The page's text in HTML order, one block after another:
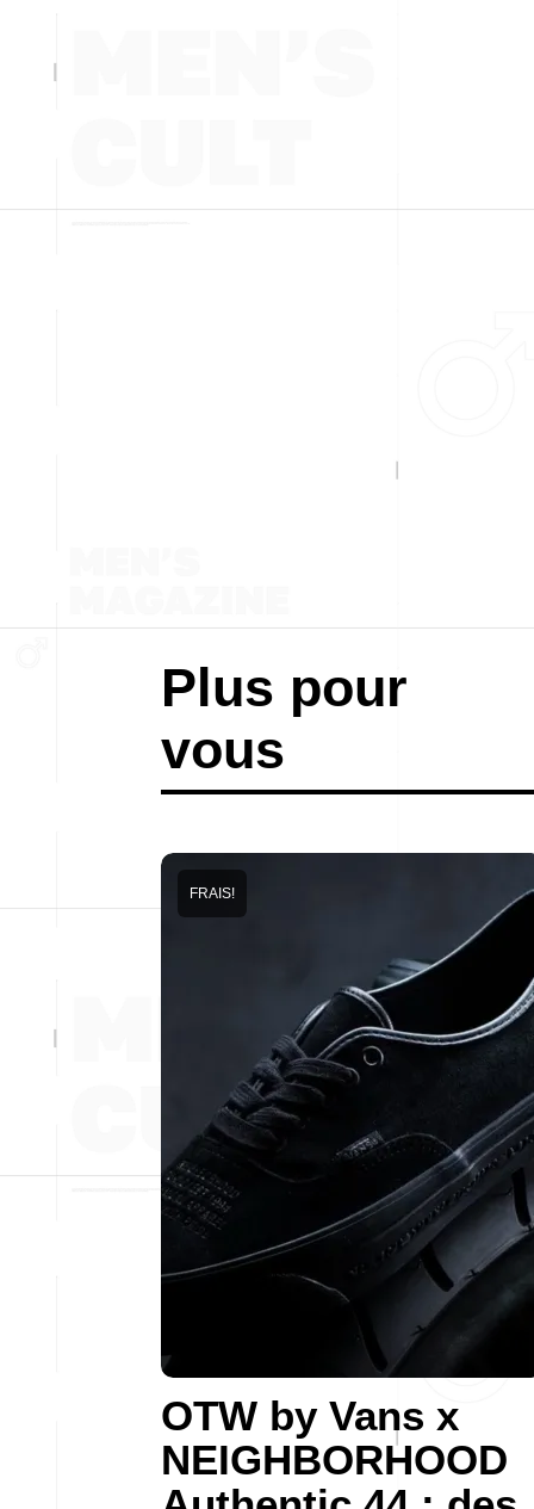
Plus pour
vous
OTW by Vans x
NEIGHBORHOOD
FRAIS!